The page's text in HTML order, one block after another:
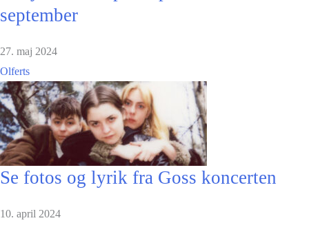
september
27. maj 2024
Olferts
Se fotos og lyrik fra Goss koncerten
10. april 2024